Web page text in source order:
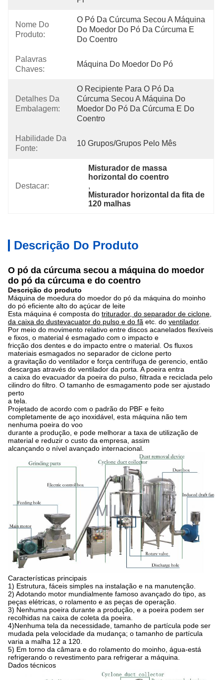
Nome Do
Produto:
O Pó Da Cúrcuma Secou A Máquina
Do Moedor Do Pó Da Cúrcuma E
Do Coentro
Palavras
Chaves:
Máquina Do Moedor Do Pó
Detalhes Da
Embalagem:
O Recipiente Para O Pó Da
Cúrcuma Secou A Máquina Do
Moedor Do Pó Da Cúrcuma E Do
Coentro
Habilidade Da
Fonte:
10 Grupos/grupos Pelo Mês
Destacar:
Misturador de massa
horizontal do coentro
,
Misturador horizontal da fita de
120 malhas
Descrição Do Produto
O pó da cúrcuma secou a máquina do moedor
do pó da cúrcuma e do coentro
Descrição do produto
Máquina de moedura do moedor do pó da máquina do moinho
do pó eficiente alto do açúcar de leite
Esta máquina é composta do triturador, do separador de ciclone,
da caixa do dustevacuator do pulso e do fã etc. do ventilador.
Por meio do movimento relativo entre discos acanelados flexíveis
e fixos, o material é esmagado com o impacto e
fricção dos dentes e do impacto entre o material. Os fluxos
materiais esmagados no separador de ciclone perto
a gravitação do ventilador e força centrífuga de gerencio, então
descargas através do ventilador da porta. A poeira entra
a caixa do evacuador da poeira do pulso, filtrada e reciclada pelo
cilindro do filtro. O tamanho de esmagamento pode ser ajustado
perto
a tela.
Projetado de acordo com o padrão do PBF e feito
completamente de aço inoxidável, esta máquina não tem
nenhuma poeira do voo
durante a produção, e pode melhorar a taxa de utilização de
material e reduzir o custo da empresa, assim
alcançando o nível avançado internacional.
Características principais
1) Estrutura, fáceis simples na instalação e na manutenção.
2) Adotando motor mundialmente famoso avançado do tipo, as
peças elétricas, o rolamento e as peças de operação.
3) Nenhuma poeira durante a produção, e a poeira podem ser
recolhidas na caixa de coleta da poeira.
4)Nenhuma tela da necessidade, tamanho de partícula pode ser
mudada pela velocidade da mudança; o tamanho de partícula
varia a malha 12 a 120.
5) Em torno da câmara e do rolamento do moinho, água-está
refrigerando o revestimento para refrigerar a máquina.
Dados técnicos